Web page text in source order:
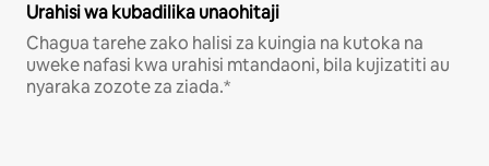
Urahisi wa kubadilika unaohitaji
Chagua tarehe zako halisi za kuingia na kutoka na
uweke nafasi kwa urahisi mtandaoni, bila kujizatiti au
nyaraka zozote za ziada.*